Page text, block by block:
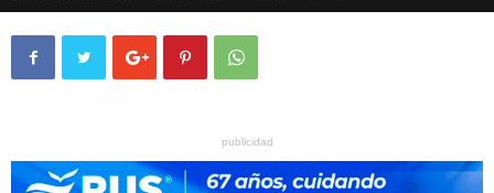
publicidad